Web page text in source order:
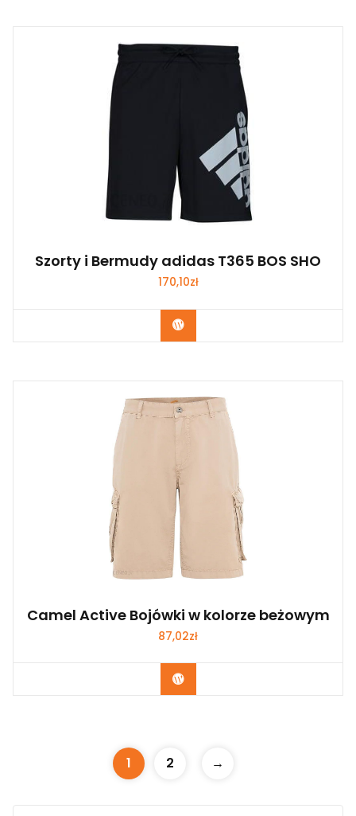
Szorty i Bermudy adidas T365 BOS SHO
170,10zł
Kup Teraz
Camel Active Bojówki w kolorze beżowym
87,02zł
Kup Teraz
1 2 →